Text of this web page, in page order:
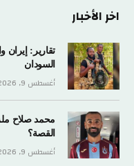
اخر الأخبار
تقارير: إيران
السودان
أغسطس 9, 2026
محمد صلاح
القصة؟
أغسطس 9, 2026